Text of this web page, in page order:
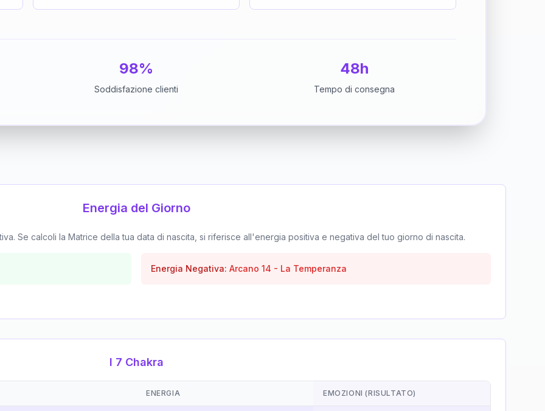
98%
Soddisfazione clienti
48h
Tempo di consegna
Energia del Giorno
Se calcoli la Matrice della tua data di nascita, si riferisce all'energia positiva e negativa del tuo giorno di nascita.
Energia Negativa: Arcano 14 - La Temperanza
I 7 Chakra
ENERGIA EMOZIONI (RISULTATO)